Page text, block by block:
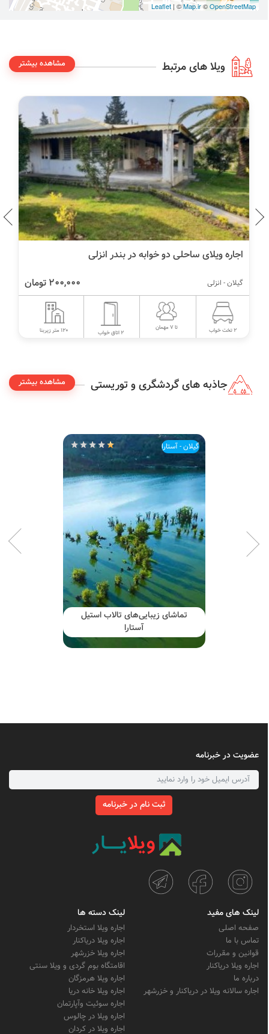
Leaflet | ©Map.ir©OpenStreetMap
ویلا های مرتبط مشاهده بیشتر
اجاره ویلای ساحلی دو خوابه در بندر انزلی
200,000 تومان گیلان - انزلی
2 تخت خواب تا 7 مهمان
2 اتاق خواب 120 متر زیربنا
جاذبه های گردشگری و توریستی مشاهده بیشتر
گیلان - آستارا
تماشای زیبایی‌های تالاب استیل
آستارا
عضویت در خبرنامه
ثبت نام در خبرنامه
لینک های مفید
صفحه اصلی
تماس با ما
قوانین و مقررات
اجاره ویلا دریاکنار
درباره ما
اجاره سالانه ویلا در دریاکنار و خزرشهر
لینک دسته ها
اجاره ویلا استخردار
اجاره ویلا دریاکنار
اجاره ویلا خزرشهر
اقامتگاه بوم گردی و ویلا سنتی
اجاره ویلا هرمزگان
اجاره ویلا خانه دریا
اجاره سوئیت وآپارتمان
اجاره ویلا در چالوس
اجاره ویلا در کردان